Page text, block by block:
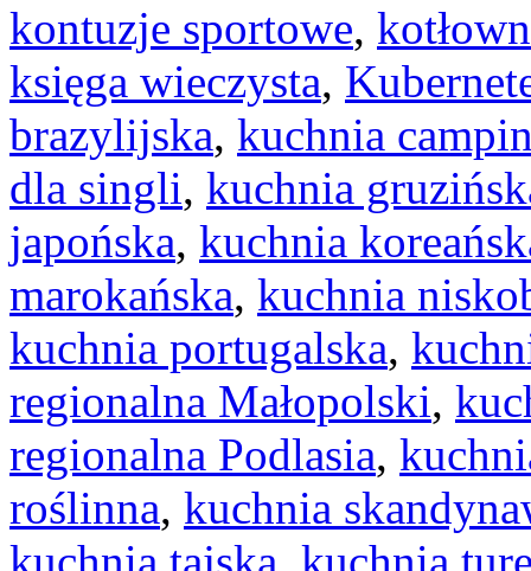
kontuzje sportowe,
księga wieczysta,
brazylijska, kuchnia
dla singli, kuchnia
japońska, kuchnia
marokańska, kuchnia
kuchnia portugalska,
regionalna Małopolski,
regionalna Podlasia,
roślinna, kuchnia
kuchnia tajska, kuchnia